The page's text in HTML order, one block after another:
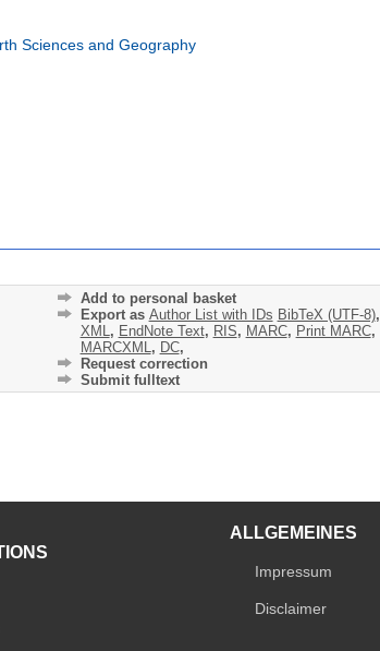
Sciences and Geography
Add to personal basket
Export as Author List with IDs BibTeX (UTF-8),
XML , EndNote Text, RIS, MARC, Print MARC,
MARCXML , DC,
Request correction
Submit fulltext
ALLGEMEINES
Impressum
Disclaimer